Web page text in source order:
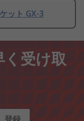
ット GX-3
受け取